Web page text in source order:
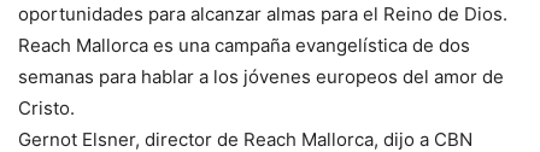
oportunidades para alcanzar almas para el Reino de Dios.
Reach Mallorca es una campaña evangelística de dos
semanas para hablar a los jóvenes europeos del amor de
Cristo.
Gernot Elsner, director de Reach Mallorca, dijo a CBN